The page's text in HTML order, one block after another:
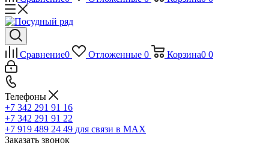
Сравнение0 Отложенные 0 Корзина0 0
Телефоны
+7 342 291 91 16
+7 342 291 91 22
+7 919 489 24 49 для связи в МАХ
Заказать звонок